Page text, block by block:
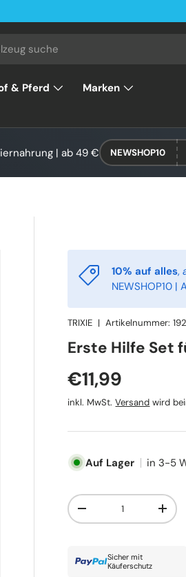
& Pferd
Marken
| ab 49 € NEWSHOP10
10% auf alles,
NEWSHOP10 |
TRIXIE |Artikelnummer:
TRIXIE
Erste Hilfe Set
Normaler Preis
€11,99
inkl. MwSt.Versand wird
Auf Lager in 3-5
Anzahl
Menge verringern
Sicher mit
Käuferschutz